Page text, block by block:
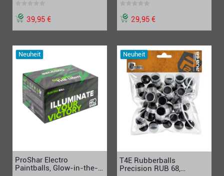
39,95 € 29,95 €
Neuheit
ProShar Electro
Paintballs, Glow-in-the-
Neuheit
T4E Rubberballs
Precision RUB 68,